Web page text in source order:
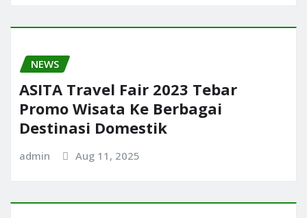
NEWS
ASITA Travel Fair 2023 Tebar
Promo Wisata Ke Berbagai
Destinasi Domestik
admin Aug 11, 2025